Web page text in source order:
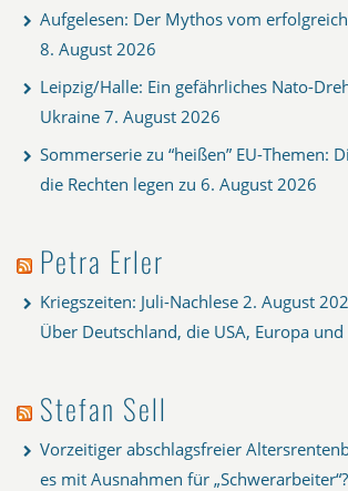
Aufgelesen: Der Mythos vom
8. August 2026
Leipzig/Halle: Ein gefährliches Nato-
Ukraine 7. August 2026
Sommerserie zu “heißen” EU-Themen:
die Rechten legen zu 6. August 2026
Petra Erler
Kriegszeiten: Juli-Nachlese 2. August
Über Deutschland, die USA, Europa
Stefan Sell
Vorzeitiger abschlagsfreier
es mit Ausnahmen für